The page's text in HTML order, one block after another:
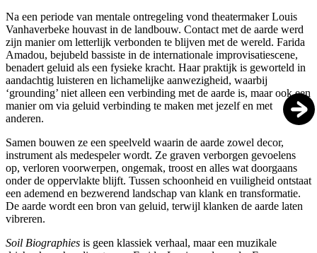
Na een periode van mentale ontregeling vond theatermaker Louis
Vanhaverbeke houvast in de landbouw. Contact met de aarde werd
zijn manier om letterlijk verbonden te blijven met de wereld. Farida
Amadou, bejubeld bassiste in de internationale improvisatiescene,
benadert geluid als een fysieke kracht. Haar praktijk is geworteld in
aandachtig luisteren en lichamelijke aanwezigheid, waarbij
‘grounding’ niet alleen een verbinding met de aarde is, maar ook een
manier om via geluid verbinding te maken met jezelf en met
anderen.
Samen bouwen ze een speelveld waarin de aarde zowel decor,
instrument als medespeler wordt. Ze graven verborgen gevoelens
op, verloren voorwerpen, ongemak, troost en alles wat doorgaans
onder de oppervlakte blijft. Tussen schoonheid en vuiligheid ontstaat
een ademend en bezwerend landschap van klank en transformatie.
De aarde wordt een bron van geluid, terwijl klanken de aarde laten
vibreren.
Soil Biographies is geen klassiek verhaal, maar een muzikale